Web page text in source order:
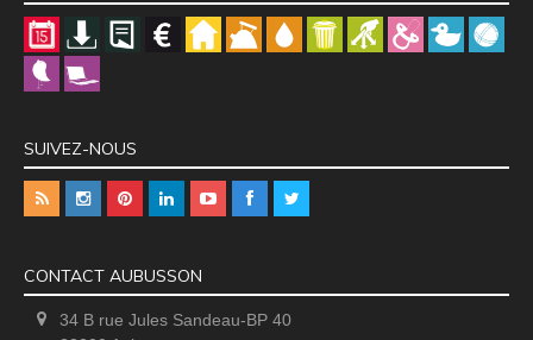
SUIVEZ-NOUS
CONTACT AUBUSSON
34 B rue Jules Sandeau-BP 40